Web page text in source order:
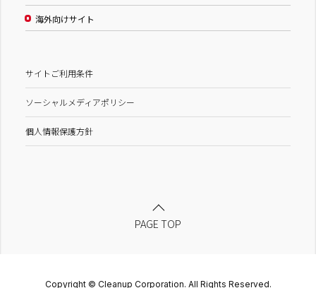
海外向けサイト
サイトご利用条件
ソーシャルメディアポリシー
個人情報保護方針
PAGE TOP
Copyright © Cleanup Corporation. All Rights Reserved.